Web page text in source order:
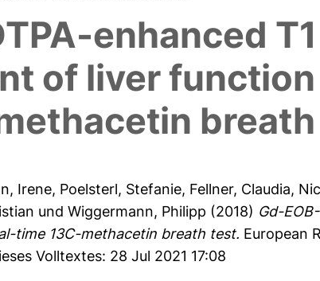
enhanced
of liver
Irene, Poelsterl, Stefanie, Fellner, Claudia,
undWiggermann, Philipp (2018) Gd-
time 13C-methacetin breath test. European
Volltextes: 28 Jul 2021 17:08